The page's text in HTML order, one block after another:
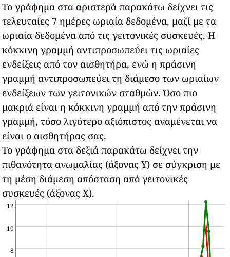
Το γράφημα στα αριστερά παρακάτω δείχνει τις
τελευταίες 7 ημέρες ωριαία δεδομένα, μαζί με τα
ωριαία δεδομένα από τις γειτονικές συσκευές. Η
κόκκινη γραμμή αντιπροσωπεύει τις ωριαίες
ενδείξεις από τον αισθητήρα, ενώ η πράσινη
γραμμή αντιπροσωπεύει τη διάμεσο των ωριαίων
ενδείξεων των γειτονικών σταθμών. Όσο πιο
μακριά είναι η κόκκινη γραμμή από την πράσινη
γραμμή, τόσο λιγότερο αξιόπιστος αναμένεται να
είναι ο αισθητήρας σας.
Το γράφημα στα δεξιά παρακάτω δείχνει την
πιθανότητα ανωμαλίας (άξονας Υ) σε σύγκριση με
τη μέση διάμεση απόσταση από γειτονικές
συσκευές (άξονας Χ).
8
10
12